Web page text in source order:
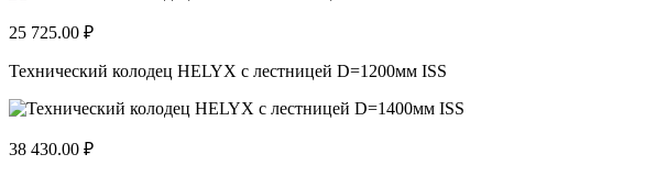
25 725.00 ₽
Технический колодец HELYX с лестницей D=1200мм ISS
38 430.00 ₽